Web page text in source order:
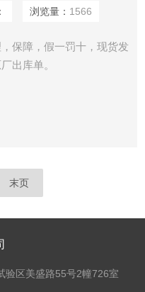
浏览量： 1566
保障，假一罚十，现货发
出库单。
末页
验区美盛路55号2幢726室